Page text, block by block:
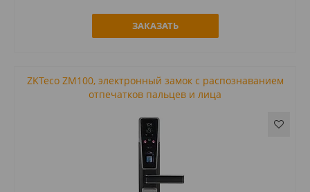
ЗАКАЗАТЬ
ZKTeco ZM100, электронный замок с распознаванием
отпечатков пальцев и лица